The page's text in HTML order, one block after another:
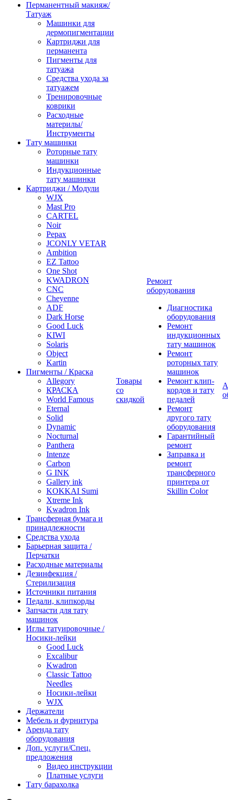
Перманентный макияж/
Татуаж
Машинки для
дермопигментации
Картриджи для
перманента
Пигменты для
татуажа
Средства ухода за
татуажем
Тренировочные
коврики
Расходные
материлы/
Инструменты
Тату машинки
Роторные тату
машинки
Индукционные
тату машинки
Картриджи / Модули
WJX
Mast Pro
CARTEL
Noir
Pepax
JCONLY VETAR
Ambition
EZ Tattoo
One Shot
KWADRON
CNC
Cheyenne
ADF
Dark Horse
Good Luck
KIWI
Solaris
Object
Kartin
Пигменты / Краска
Allegory
КРАСКА
World Famous
Eternal
Solid
Dynamic
Nocturnal
Panthera
Intenze
Carbon
G INK
Gallery ink
KOKKAI Sumi
Xtreme Ink
Kwadron Ink
Трансферная бумага и
принадлежности
Средства ухода
Барьерная защита /
Перчатки
Расходные материалы
Дезинфекция /
Стерилизация
Источники питания
Педали, клипкорды
Запчасти для тату
машинок
Иглы татуировочные /
Носики-лейки
Good Luck
Excalibur
Kwadron
Classic Tattoo
Needles
Носики-лейки
WJX
Держатели
Мебель и фурнитура
Аренда тату
оборудования
Доп. услуги/Спец.
предложения
Видео инструкции
Платные услуги
Тату барахолка
Товары
со
скидкой
Ремонт
оборудования
Диагностика
оборудования
Ремонт
индукционных
тату машинок
Ремонт
роторных тату
машинок
Ремонт клип-
кордов и тату
педалей
Ремонт
другого тату
оборудования
Гарантийный
ремонт
Заправка и
ремонт
трансферного
принтера от
Skillin Color